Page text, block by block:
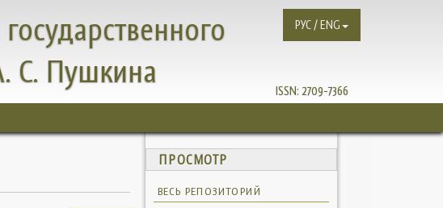
С. Пушкина
ISSN: 2709-7366
РУС / ENG
ПРОСМОТР
ВЕСЬ РЕПОЗИТОРИЙ